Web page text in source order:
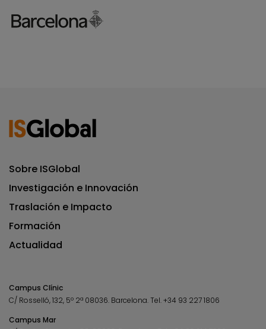
Sobre ISGlobal
Investigación e Innovación
Traslación e Impacto
Formación
Actualidad
Campus Clínic
C/ Rosselló, 132, 5º 2ª 08036. Barcelona.Tel.+34 93 227 1806
Campus Mar